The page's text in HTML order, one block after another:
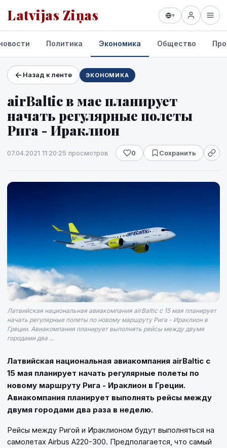
Latvijas Ziņas ▾
Проекты и сервисы
Прогноз погоды
Политика Экономика Общество
Назад к ленте ЭКОНОМИКА
airBaltic в мае планирует
начать регулярные полеты
Рига - Ираклион
07.04.2021 11:20·25 просмотров 0 Сохранить
Латвийская национальная авиакомпания airBaltic с 15 мая планирует
начать регулярные полеты по новому маршруту Рига - Ираклион в
Греции. Авиакомпания планирует выполнять рейсы между двумя
городами два ...
Латвийская национальная авиакомпания airBaltic с
15 мая планирует начать регулярные полеты по
новому маршруту Рига - Ираклион в Греции.
Авиакомпания планирует выполнять рейсы между
двумя городами два раза в неделю.
Рейсы между Ригой и Ираклионом будут выполняться на
самолетах Airbus A220-300. Предполагается, что самый